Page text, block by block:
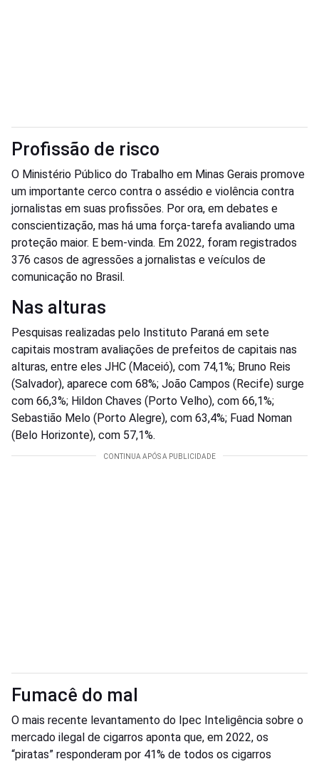
Profissão de risco
O Ministério Público do Trabalho em Minas Gerais promove
um importante cerco contra o assédio e violência contra
jornalistas em suas profissões. Por ora, em debates e
conscientização, mas há uma força-tarefa avaliando uma
proteção maior. E bem-vinda. Em 2022, foram registrados
376 casos de agressões a jornalistas e veículos de
comunicação no Brasil.
Nas alturas
Pesquisas realizadas pelo Instituto Paraná em sete
capitais mostram avaliações de prefeitos de capitais nas
alturas, entre eles JHC (Maceió), com 74,1%; Bruno Reis
(Salvador), aparece com 68%; João Campos (Recife) surge
com 66,3%; Hildon Chaves (Porto Velho), com 66,1%;
Sebastião Melo (Porto Alegre), com 63,4%; Fuad Noman
(Belo Horizonte), com 57,1%.
Fumacê do mal
O mais recente levantamento do Ipec Inteligência sobre o
mercado ilegal de cigarros aponta que, em 2022, os
“piratas” responderam por 41% de todos os cigarros